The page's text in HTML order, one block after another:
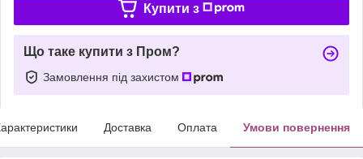
Купити з
Що таке купити з Пром?
Замовлення під захистом
Доставка Оплата Умови повернення